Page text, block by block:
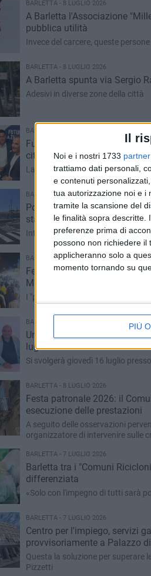
Il
Noi e i nostri 1733 partner
trattiamo dati personali,
e contenuti
tua autorizzazione noi e i
tramite la scansione del
le finalità sopra descritte.
preferenze prima di
possono non richiedere
applicheranno solo a
momento tornando su
PIÙ
BARLETTA - 8 LUGLIO 2026
A Barletta l'Associazione
pubblica utilità
Invece del carcere, queste
BARLETTA - 8 LUGLIO 2026
A Barletta spunta via Sergio
Adesivi in diverse zone della città
BARLETTA - 8 LUGLIO 2026
Futuro Nazionale cresce a
città della Disfida»
La nota del Referente Comitato
BARLETTA - 8 LUGLIO 2026
Potenziamento parcheggi a
stazione centrale
Interventi in tutti i quartieri
BARLETTA - 8 LUGLIO 2026
Festa Patronale 2026:
Mura San Cataldo e tratto via
I "paninari" saranno presenti sulla
BARLETTA - 8 LUGLIO 2026
Una messa in ricordo di
luglio 2016
Si svolgerà giovedì 16 luglio
BARLETTA - 8 LUGLIO 2026
Festa patronale 2026: il
esecuzione delle prestazioni
A seguito delle osservazioni
organizzatore di intervenire sulle
BARLETTA - 7 LUGLIO 2026
Barletta tra i "Comuni
differenziata
«Solo con l'impegno di tutti sarà
BARLETTA - 7 LUGLIO 2026
Centro per l'impiego, servizi
provvisoriamente a Palazzo
Questa la soluzione per superare
Pizzetti